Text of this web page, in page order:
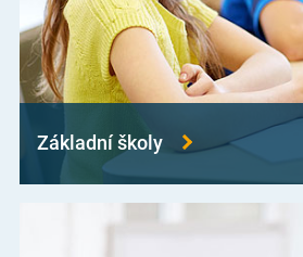
Základní školy